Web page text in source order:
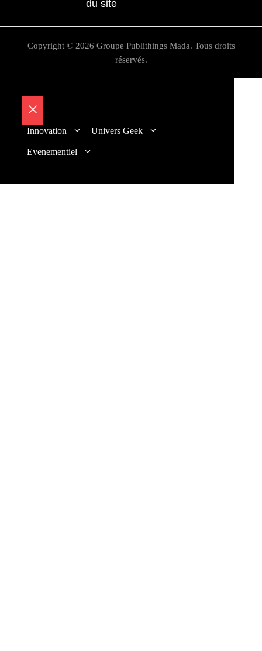
du site
Copyright © 2026 Groupe Publithings Mada. Tous droits
réservés.
Fermer
Innovation Univers Geek
Evenementiel